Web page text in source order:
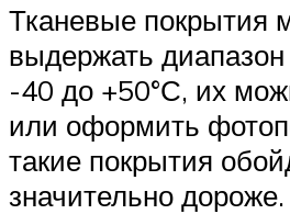
Тканевые покрытия
выдержать диапазон
-40 до +50°С, их
или оформить
такие покрытия
значительно дороже.